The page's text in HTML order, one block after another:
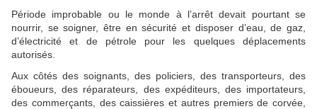
Période improbable ou le monde à l’arrêt devait pourtant se
nourrir, se soigner, être en sécurité et disposer d’eau, de gaz,
d’électricité et de pétrole pour les quelques déplacements
autorisés.
Aux côtés des soignants, des policiers, des transporteurs, des
éboueurs, des réparateurs, des expéditeurs, des importateurs,
des commerçants, des caissières et autres premiers de corvée,